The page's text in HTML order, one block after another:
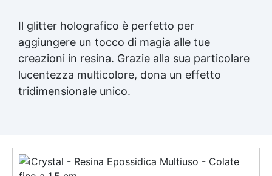
Il glitter holografico è perfetto per
aggiungere un tocco di magia alle tue
creazioni in resina. Grazie alla sua particolare
lucentezza multicolore, dona un effetto
tridimensionale unico.